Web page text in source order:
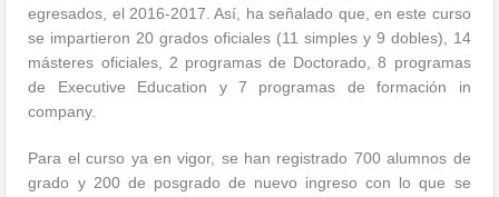
egresados, el 2016-2017. Así, ha señalado que, en este curso
se impartieron 20 grados oficiales (11 simples y 9 dobles), 14
másteres oficiales, 2 programas de Doctorado, 8 programas
de Executive Education y 7 programas de formación in
company.
Para el curso ya en vigor, se han registrado 700 alumnos de
grado y 200 de posgrado de nuevo ingreso con lo que se